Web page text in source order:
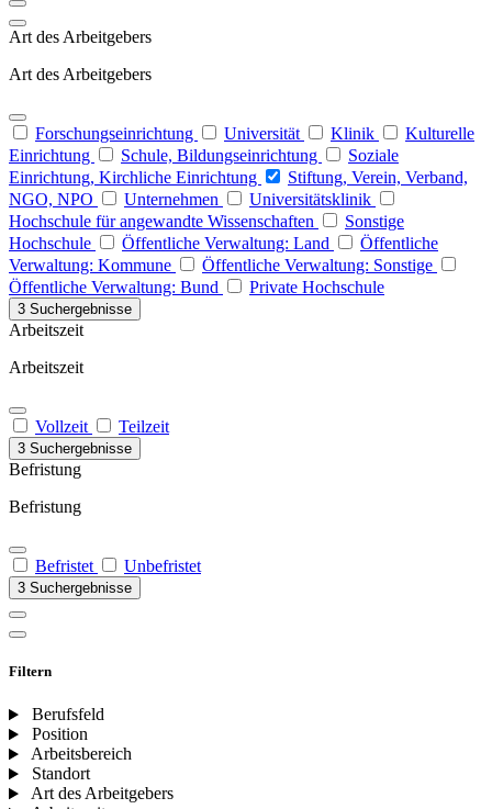
Art des Arbeitgebers
Art des Arbeitgebers
Forschungseinrichtung Universität Klinik
Kulturelle
Einrichtung
Schule, Bildungseinrichtung
Soziale
Einrichtung, Kirchliche Einrichtung
Stiftung, Verein, Verband,
NGO, NPO
Unternehmen
Universitätsklinik
Hochschule für angewandte Wissenschaften
Sonstige
Hochschule
Öffentliche Verwaltung: Land
Öffentliche
Verwaltung: Kommune
Öffentliche Verwaltung: Sonstige
Öffentliche Verwaltung: Bund
Private Hochschule
3 Suchergebnisse
Arbeitszeit
Arbeitszeit
Vollzeit Teilzeit
3 Suchergebnisse
Befristung
Befristung
Befristet Unbefristet
3 Suchergebnisse
Filtern
Berufsfeld
Position
Arbeitsbereich
Standort
Art des Arbeitgebers